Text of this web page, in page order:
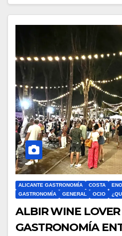
ALICANTE GASTRONOMÍA COSTA
GASTRONOMÍA
GENERAL OCIO
ALBIR WINE
GASTRONOMÍA